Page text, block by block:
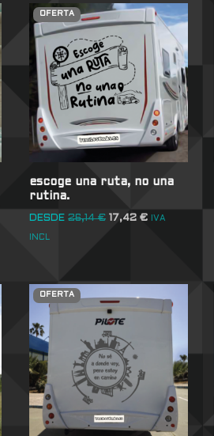
OFERTA
escoge una ruta, no una
rutina.
DESDE 26,14€ 17,42€ IVA
INCL
OFERTA